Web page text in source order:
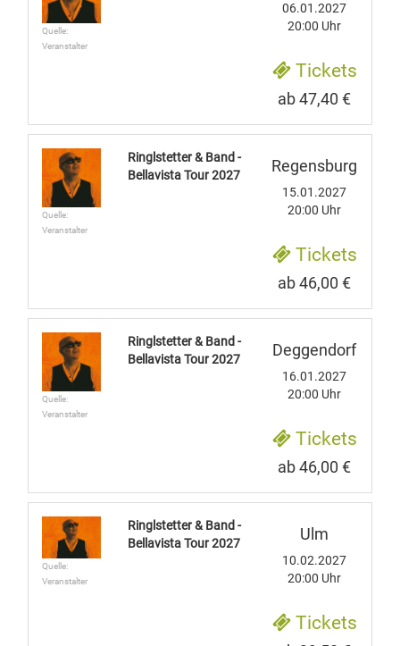
Quelle:
Veranstalter
06.01.2027
20:00 Uhr
Tickets
ab 47,40 €
Quelle:
Veranstalter
Ringlstetter & Band -
Bellavista Tour 2027
Regensburg
15.01.2027
20:00 Uhr
Tickets
ab 46,00 €
Quelle:
Veranstalter
Ringlstetter & Band -
Bellavista Tour 2027
Deggendorf
16.01.2027
20:00 Uhr
Tickets
ab 46,00 €
Quelle:
Veranstalter
Ringlstetter & Band -
Bellavista Tour 2027
Ulm
10.02.2027
20:00 Uhr
Tickets